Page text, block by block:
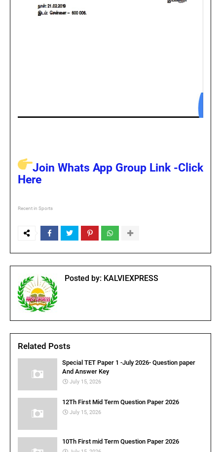
Join Whats App Group Link -Click
Here
Recent in Sports
Posted by: KALVIEXPRESS
Related Posts
Special TET Paper 1 -July 2026- Question paper
And Answer Key
July 15, 2026
12Th First Mid Term Question Paper 2026
July 15, 2026
10Th First mid Term Question Paper 2026